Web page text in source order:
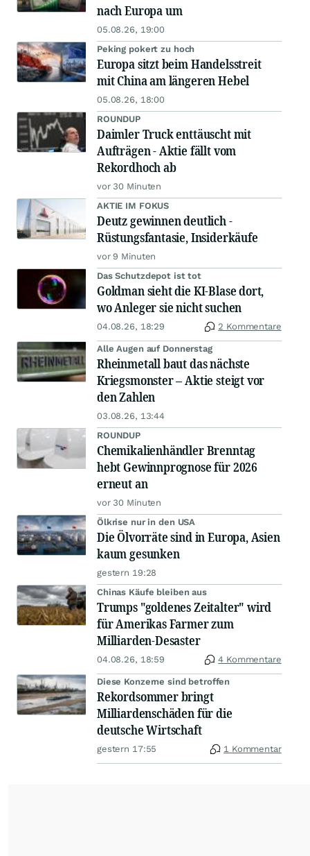
nach Europa um
05.08.26, 19:00
Peking pokert zu hoch
Europa sitzt beim Handelsstreit
mit China am längeren Hebel
05.08.26, 18:00
ROUNDUP
Daimler Truck enttäuscht mit
Aufträgen - Aktie fällt vom
Rekordhoch ab
vor 30 Minuten
AKTIE IM FOKUS
Deutz gewinnen deutlich -
Rüstungsfantasie, Insiderkäufe
vor 9 Minuten
Das Schutzdepot ist tot
Goldman sieht die KI-Blase dort,
wo Anleger sie nicht suchen
04.08.26, 18:29 2 Kommentare
Alle Augen auf Donnerstag
Rheinmetall baut das nächste
Kriegsmonster – Aktie steigt vor
den Zahlen
03.08.26, 13:44
ROUNDUP
Chemikalienhändler Brenntag
hebt Gewinnprognose für 2026
erneut an
vor 30 Minuten
Ölkrise nur in den USA
Die Ölvorräte sind in Europa, Asien
kaum gesunken
gestern 19:28
Chinas Käufe bleiben aus
Trumps "goldenes Zeitalter" wird
für Amerikas Farmer zum
Milliarden-Desaster
04.08.26, 18:59 4 Kommentare
Diese Konzerne sind betroffen
Rekordsommer bringt
Milliardenschäden für die
deutsche Wirtschaft
gestern 17:55 1 Kommentar